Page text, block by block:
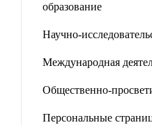
образование
Научно-
Международная
Общественно-
Персональные